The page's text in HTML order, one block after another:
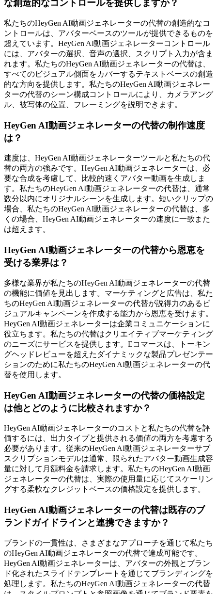
な創造的なコントロールを提供しますか？
私たちのHeyGen AI動画ジェネレーターの代替の創造的なコ
ントロールは、アバターベースのツールが提供できるものを
超えています。HeyGen AI動画ジェネレーターコントロール
には、アバターの選択、音声の選択、スクリプト入力が含ま
れます。私たちのHeyGen AI動画ジェネレーターの代替は、
すべてのビジュアル側面をカバーするテキストベースの創造
的な方向を提供します。私たちのHeyGen AI動画ジェネレー
ターの代替のシーン構成コントロールにより、カメラアング
ル、被写体の位置、フレーミングを説明できます。
HeyGen AI動画ジェネレーターの代替の制作速度
は？
速度は、HeyGen AI動画ジェネレーターツールと私たちの代
替の両方の強みです。HeyGen AI動画ジェネレーターは、必
要な合成を考慮して、比較的速くアバター動画を生成しま
す。私たちのHeyGen AI動画ジェネレーターの代替は、通常
数分以内にオリジナルシーンを生成します。短いクリップの
場合、私たちのHeyGen AI動画ジェネレーターの代替は、多
くの場合、HeyGen AI動画ジェネレーターの速度に一致また
は超えます。
HeyGen AI動画ジェネレーターの代替から恩恵を
受ける業界は？
多様な業界が私たちのHeyGen AI動画ジェネレーターの代替
の機能に価値を見出します。マーケティングと広告は、私た
ちのHeyGen AI動画ジェネレーターの代替が説得力のあるビ
ジュアルキャンペーンを作成する能力から恩恵を受けます。
HeyGen AI動画ジェネレーターは企業コミュニケーションに
役立ちます。私たちの代替はクリエイティブマーケティング
のニーズにサービスを提供します。Eコマースは、トーキン
グヘッドレビューを超えたダイナミックな製品プレゼンテー
ションのために私たちのHeyGen AI動画ジェネレーターの代
替を使用します。
HeyGen AI動画ジェネレーターの代替の価格設定
は他とどのように比較されますか？
HeyGen AI動画ジェネレーターのコストと私たちの代替を評
価するには、出力タイプと提供される価値の両方を考慮する
必要があります。従来のHeyGen AI動画ジェネレーターサブ
スクリプションモデルは通常、限られたアバター動画生成容
量に対して月額料金を請求します。私たちのHeyGen AI動画
ジェネレーターの代替は、実際の使用量に応じてスケーリン
グする柔軟なクレジットベースの価格設定を提供します。
HeyGen AI動画ジェネレーターの代替は既存のブ
ランドガイドラインと連携できますか？
ブランドの一貫性は、さまざまなアプローチを通じて私たち
のHeyGen AI動画ジェネレーターの代替で達成可能です。
HeyGen AI動画ジェネレーターは、アバターの外観とブラン
ド化されたスライドテンプレートを通じてブランディングを
処理します。私たちのHeyGen AI動画ジェネレーターの代替